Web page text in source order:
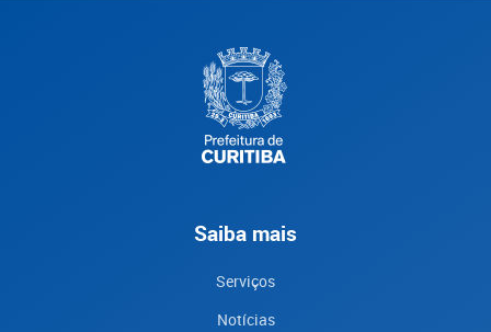
Saiba mais
Serviços
Notícias